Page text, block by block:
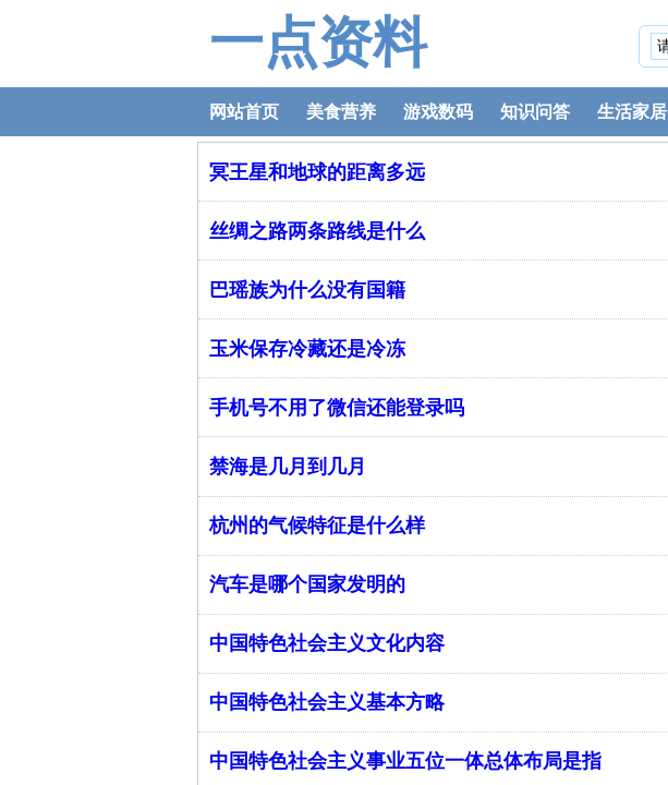
一点资料
网站首页 美食营养 游戏数码 知识问答 生活家居
冥王星和地球的距离多远
丝绸之路两条路线是什么
巴瑶族为什么没有国籍
玉米保存冷藏还是冷冻
手机号不用了微信还能登录吗
禁海是几月到几月
杭州的气候特征是什么样
汽车是哪个国家发明的
中国特色社会主义文化内容
中国特色社会主义基本方略
中国特色社会主义事业五位一体总体布局是指